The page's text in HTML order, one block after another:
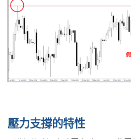
壓力支撐的特性